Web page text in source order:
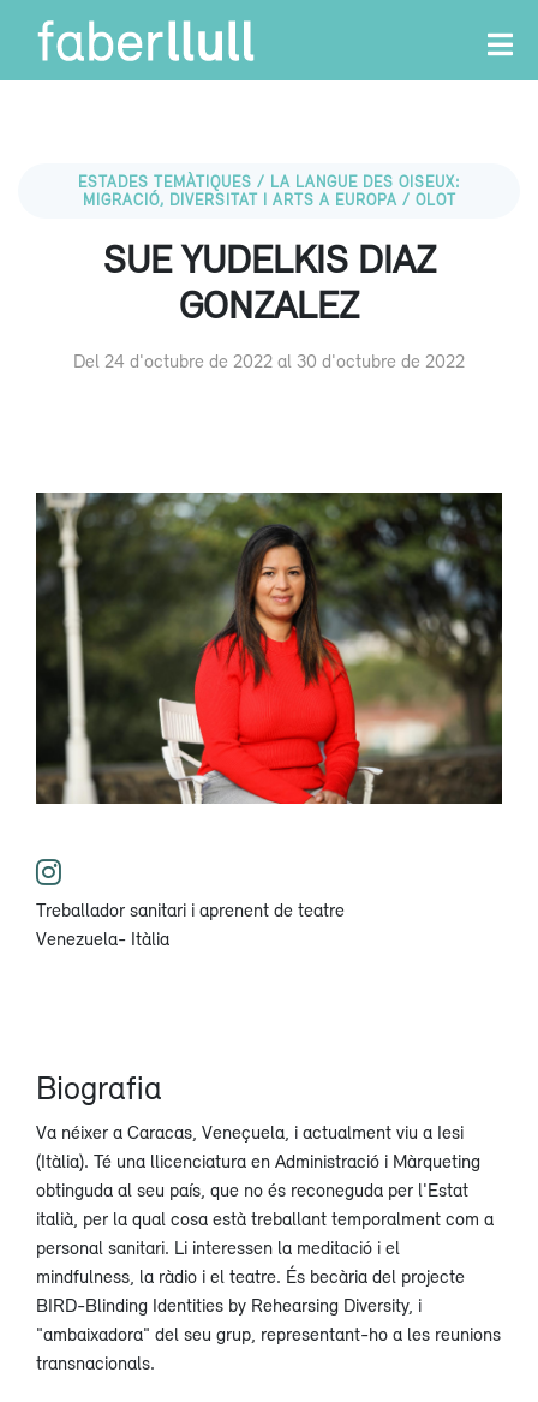
ESTADES TEMÀTIQUES / LA LANGUE DES OISEUX:
MIGRACIÓ, DIVERSITAT I ARTS A EUROPA / OLOT
SUE YUDELKIS DIAZ
GONZALEZ
Del 24 d'octubre de 2022 al 30 d'octubre de 2022
Treballador sanitari i aprenent de teatre
Venezuela- Itàlia
Biografia
Va néixer a Caracas, Veneçuela, i actualment viu a Iesi
(Itàlia). Té una llicenciatura en Administració i Màrqueting
obtinguda al seu país, que no és reconeguda per l'Estat
italià, per la qual cosa està treballant temporalment com a
personal sanitari. Li interessen la meditació i el
mindfulness, la ràdio i el teatre. És becària del projecte
BIRD-Blinding Identities by Rehearsing Diversity, i
"ambaixadora" del seu grup, representant-ho a les reunions
transnacionals.